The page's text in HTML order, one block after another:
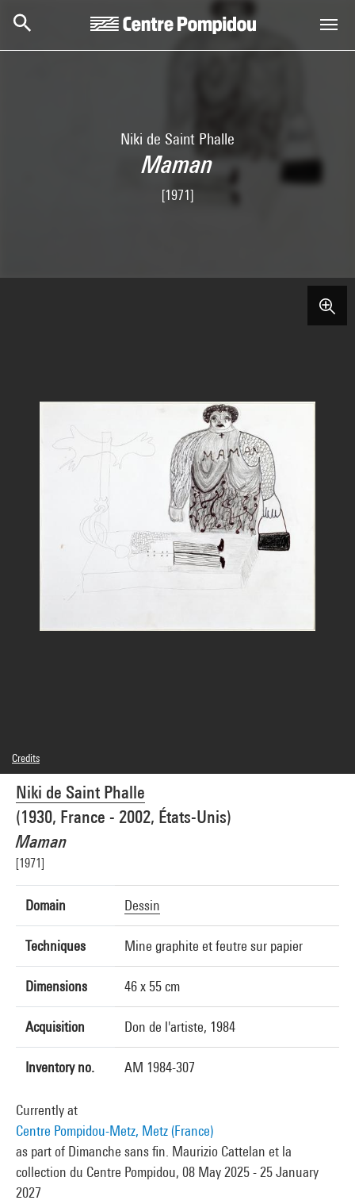
Niki de Saint Phalle
Maman
[1971]
Niki de Saint Phalle
(1930, France - 2002, États-Unis)
Maman
[1971]
Domain Dessin
Techniques Mine graphite et feutre sur papier
Dimensions 46 x 55 cm
Acquisition Don de l'artiste, 1984
Inventory no. AM 1984-307
Currently at
Centre Pompidou-Metz, Metz (France)
as part of Dimanche sans fin. Maurizio Cattelan et la
collection du Centre Pompidou, 08 May 2025 - 25 January
2027
Credits
© Niki Charitable Art Foundation / Adagp, Paris
Photo credits : Centre Pompidou, MNAM-CCI/Jean-Claude Planchet/Dist.
GrandPalaisRmn
Image reference : 4F50811 [2003 CX 0183]
Image presentation :